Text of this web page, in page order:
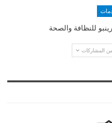
للنظافة والصحة
المشاركات